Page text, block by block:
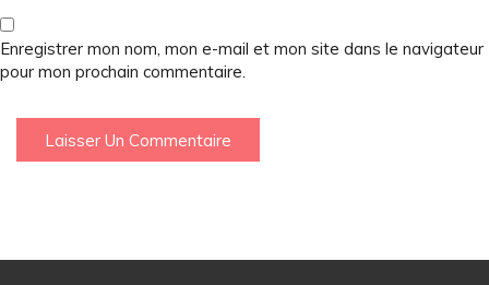
Enregistrer mon nom, mon e-mail et mon site dans le navigateur
pour mon prochain commentaire.